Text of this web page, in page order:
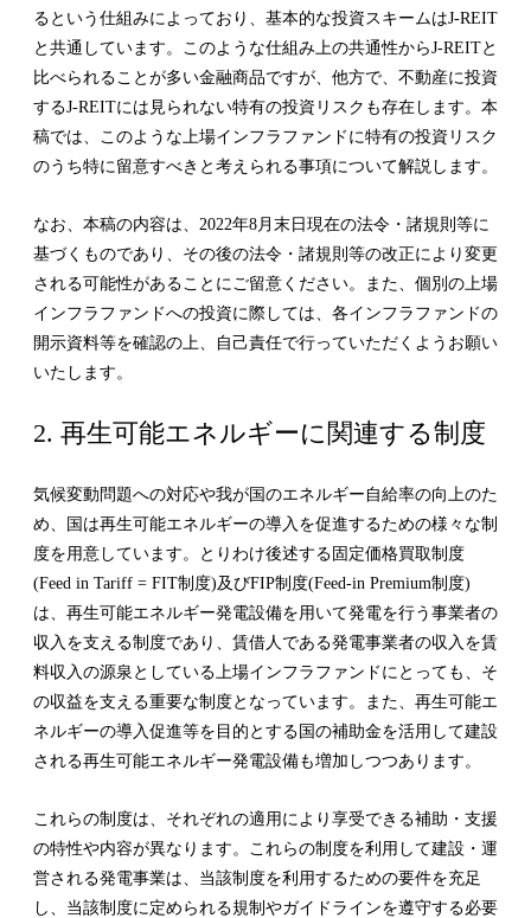
るという仕組みによっており、基本的な投資スキームはJ-REIT
と共通しています。このような仕組み上の共通性からJ-REITと
比べられることが多い金融商品ですが、他方で、不動産に投資
するJ-REITには見られない特有の投資リスクも存在します。本
稿では、このような上場インフラファンドに特有の投資リスク
のうち特に留意すべきと考えられる事項について解説します。
なお、本稿の内容は、2022年8月末日現在の法令・諸規則等に
基づくものであり、その後の法令・諸規則等の改正により変更
される可能性があることにご留意ください。また、個別の上場
インフラファンドへの投資に際しては、各インフラファンドの
開示資料等を確認の上、自己責任で行っていただくようお願い
いたします。
2. 再生可能エネルギーに関連する制度
気候変動問題への対応や我が国のエネルギー自給率の向上のた
め、国は再生可能エネルギーの導入を促進するための様々な制
度を用意しています。とりわけ後述する固定価格買取制度
(Feed in Tariff = FIT制度)及びFIP制度(Feed-in Premium制度)
は、再生可能エネルギー発電設備を用いて発電を行う事業者の
収入を支える制度であり、賃借人である発電事業者の収入を賃
料収入の源泉としている上場インフラファンドにとっても、そ
の収益を支える重要な制度となっています。また、再生可能エ
ネルギーの導入促進等を目的とする国の補助金を活用して建設
される再生可能エネルギー発電設備も増加しつつあります。
これらの制度は、それぞれの適用により享受できる補助・支援
の特性や内容が異なります。これらの制度を利用して建設・運
営される発電事業は、当該制度を利用するための要件を充足
し、当該制度に定められる規制やガイドラインを遵守する必要